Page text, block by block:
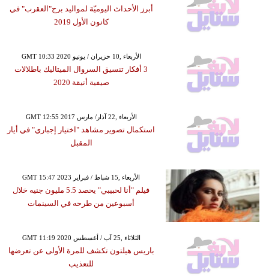
أبرز الأحداث اليوميّة لمواليد برج"العقرب" في
كانون الأول 2019
GMT 10:33 2020 الأربعاء ,10 حزيران / يونيو
3 أفكار تنسيق السروال الميتاليك باطلالات
صيفية أنيقة 2020
GMT 12:55 2017 الأربعاء ,22 آذار/ مارس
استكمال تصوير مشاهد "اختيار إجباري" في أيار
المقبل
GMT 15:47 2023 الأربعاء ,15 شباط / فبراير
فيلم "أنا لحبيبي" يحصد 5.5 مليون جنيه خلال
أسبوعين من طرحه في السينمات
GMT 11:19 2020 الثلاثاء ,25 آب / أغسطس
باريس هيلتون تكشف للمرة الأولى عن تعرضها
للتعذيب